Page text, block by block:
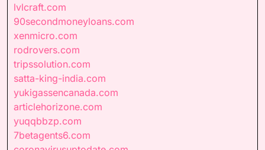
lvlcraft.com
90secondmoneyloans.com
xenmicro.com
rodrovers.com
tripssolution.com
satta-king-india.com
yukigassencanada.com
articlehorizone.com
yuqqbbzp.com
7betagents6.com